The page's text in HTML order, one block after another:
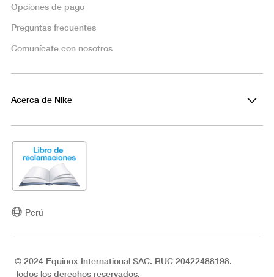
Opciones de pago
Preguntas frecuentes
Comunícate con nosotros
Acerca de Nike
Perú
© 2024 Equinox International SAC. RUC 20422488198.
Todos los derechos reservados.